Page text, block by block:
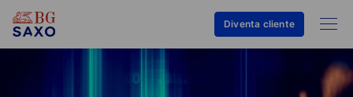
Diventa cliente